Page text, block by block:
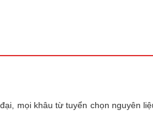
mọi khâu từ tuyển chọn nguyên